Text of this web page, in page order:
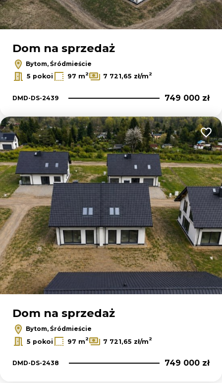
Dom na sprzedaż
Bytom, Śródmieście
5 pokoi
97 m2 7 721,65 zł/m2
DMD-DS-2439 749 000 zł
Dom na sprzedaż
Bytom, Śródmieście
5 pokoi
97 m2 7 721,65 zł/m2
DMD-DS-2438 749 000 zł